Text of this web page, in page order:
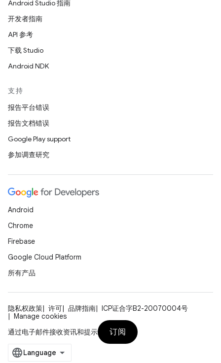
Android Studio 指南
开发者指南
API 参考
下载 Studio
Android NDK
支持
报告平台错误
报告文档错误
Google Play support
参加调查研究
Android
Chrome
Firebase
Google Cloud Platform
所有产品
隐私权政策 许可 品牌指南
ICP证合字B2-20070004号
Manage cookies
通过电子邮件接收资讯和提示
订阅